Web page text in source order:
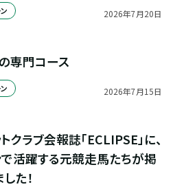
2026年7月20日
専門コース
2026年7月15日
クラブ会報誌「ECLIPSE」に、
で活躍する元競走馬たちが掲
た！